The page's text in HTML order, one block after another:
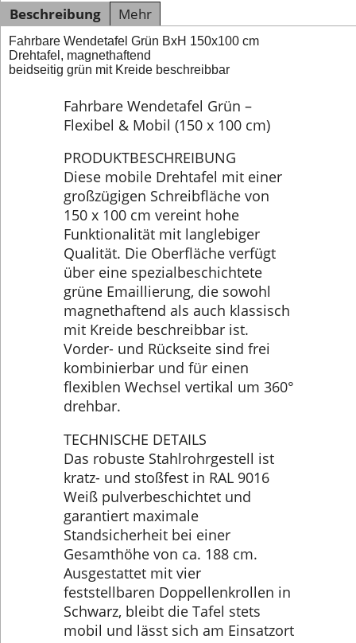
Beschreibung Mehr
Fahrbare Wendetafel Grün BxH 150x100 cm
Drehtafel, magnethaftend
beidseitig grün mit Kreide beschreibbar
Fahrbare Wendetafel Grün –
Flexibel & Mobil (150 x 100 cm)
PRODUKTBESCHREIBUNG
Diese mobile Drehtafel mit einer
großzügigen Schreibfläche von
150 x 100 cm vereint hohe
Funktionalität mit langlebiger
Qualität. Die Oberfläche verfügt
über eine spezialbeschichtete
grüne Emaillierung, die sowohl
magnethaftend als auch klassisch
mit Kreide beschreibbar ist.
Vorder- und Rückseite sind frei
kombinierbar und für einen
flexiblen Wechsel vertikal um 360°
drehbar.
TECHNISCHE DETAILS
Das robuste Stahlrohrgestell ist
kratz- und stoßfest in RAL 9016
Weiß pulverbeschichtet und
garantiert maximale
Standsicherheit bei einer
Gesamthöhe von ca. 188 cm.
Ausgestattet mit vier
feststellbaren Doppellenkrollen in
Schwarz, bleibt die Tafel stets
mobil und lässt sich am Einsatzort